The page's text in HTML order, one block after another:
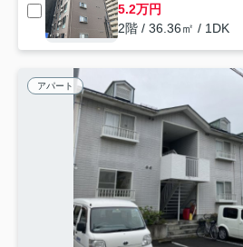
5.2万円
2階 / 36.36㎡ / 1DK
アパート